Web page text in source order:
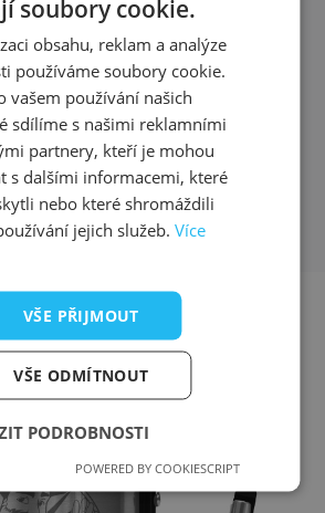
vyšli vstříc, část zakázky jsem
asi 30 hod od objednání,
poslali
další recenze
motiv
soubory cookie.
obsahu, reklam a analýze
používáme soubory cookie.
vašem používání našich
sdílíme s našimi reklamními
partnery, kteří je mohou
s dalšími informacemi, které
nebo které shromáždili
jejich služeb.Více
VŠE PŘIJMOUT
VŠE ODMÍTNOUT
PODROBNOSTI
POWERED BY COOKIESCRIPT